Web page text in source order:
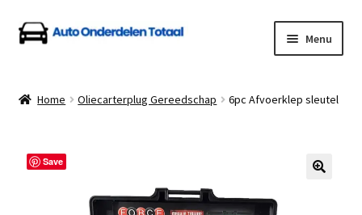
Ga
door
navigatie
Ga
naar
inhoud
Menu
Auto Onderdelen Shop
Betalen en Verzenden
Home Oliecarterplug Gereedschap 6pc Afvoerklep sleutel
Save